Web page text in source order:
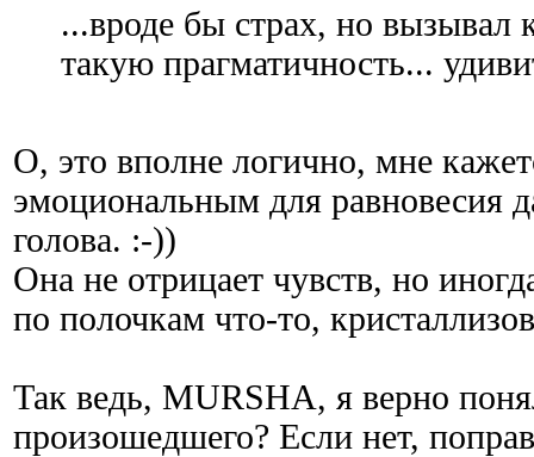
...вроде бы страх, но вызывал
такую прагматичность...
О, это вполне логично, мне
эмоциональным для равновесия
голова. :-))
Она не отрицает чувств, но
по полочкам что-то,
Так ведь, MURSHA, я верно
произошедшего? Если нет,